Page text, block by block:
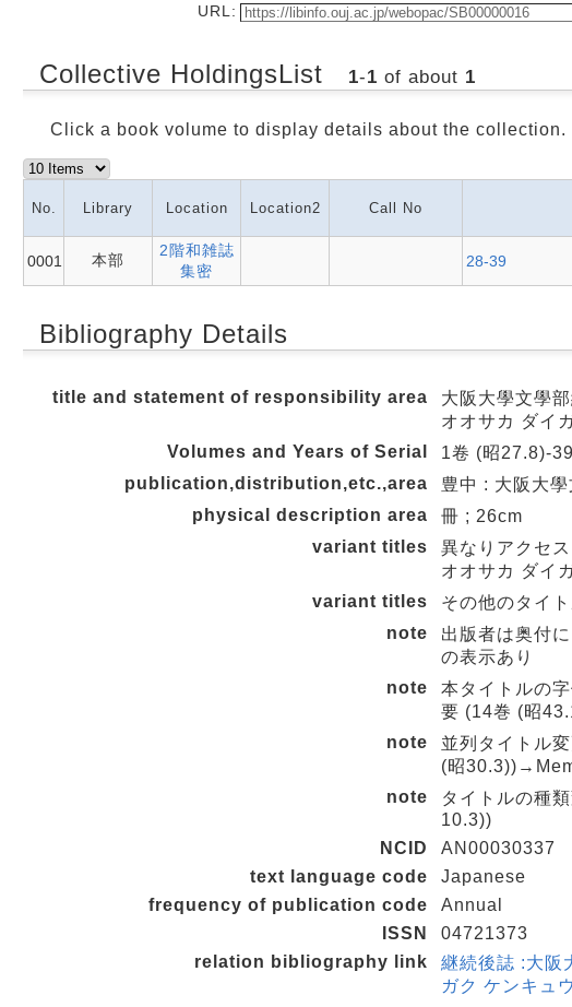
URL:
Collective HoldingsList 1-1 of about 1
Click a book volume to display details about the collection.
No. Library Location Location2 Call No
0001 本部
2階和雑誌
集密
28-39
Bibliography Details
title and statement of responsibility area
大阪大學文學
オオサカ ダイ
Volumes and Years of Serial
1卷 (昭27.8)-
publication,distribution,etc.,area
豊中 : 大阪大
physical description area
冊 ; 26cm
variant titles
異なりアクセ
オオサカ ダイ
variant titles
その他のタイ
note
出版者は奥付
の表示あり
note
本タイトルの
要 (14巻 (昭
note
並列タイトル
(昭
note
タイトルの種
10.3))
NCID
AN00030337
text language code
Japanese
frequency of publication code
Annual
ISSN
04721373
relation bibliography link
継続後誌 :大阪
ガク ケンキュ